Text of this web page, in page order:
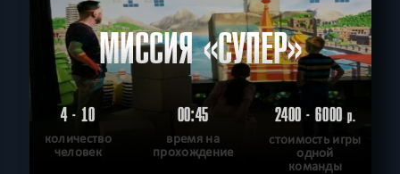
МИССИЯ «СУПЕР»
4 - 10
количество
человек
00:45
время на
прохождение
2400 - 6000р.
стоимость игры
одной
команды